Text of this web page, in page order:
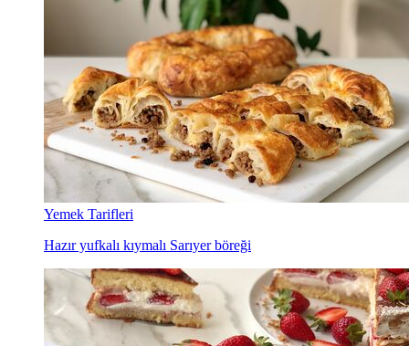
Yemek Tarifleri
Hazır yufkalı kıymalı Sarıyer böreği